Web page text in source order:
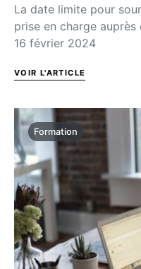
La date limite pour
prise en charge auprès
16 février 2024
VOIR L'ARTICLE
Formation